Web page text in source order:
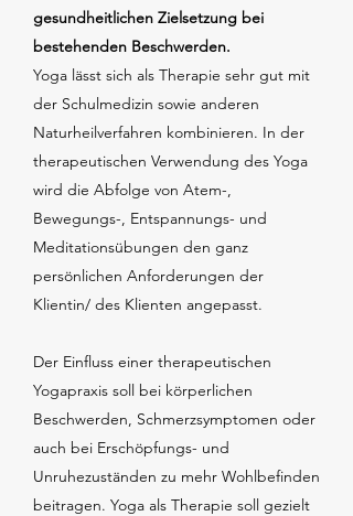
gesundheitlichen Zielsetzung bei
bestehenden Beschwerden.
Yoga lässt sich als Therapie sehr gut mit
der Schulmedizin sowie anderen
Naturheilverfahren kombinieren. In der
therapeutischen Verwendung des Yoga
wird die Abfolge von Atem-,
Bewegungs-, Entspannungs- und
Meditationsübungen den ganz
persönlichen Anforderungen der
Klientin/ des Klienten angepasst.
Der Einfluss einer therapeutischen
Yogapraxis soll bei körperlichen
Beschwerden, Schmerzsymptomen oder
auch bei Erschöpfungs- und
Unruhezuständen zu mehr Wohlbefinden
beitragen. Yoga als Therapie soll gezielt